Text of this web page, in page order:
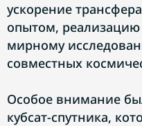
ускорение
опытом,
мирному
совместных
Особое внимание
кубсат-спутника,